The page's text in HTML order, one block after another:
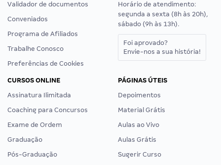
Validador de documentos
Conveniados
Programa de Afiliados
Trabalhe Conosco
Preferências de Cookies
Horário de atendimento:
segunda a sexta (8h às 20h),
sábado (9h às 13h).
Foi aprovado?
Envie-nos a sua história!
CURSOS ONLINE
Assinatura Ilimitada
Coaching para Concursos
Exame de Ordem
Graduação
Pós-Graduação
PÁGINAS ÚTEIS
Depoimentos
Material Grátis
Aulas ao Vivo
Aulas Grátis
Sugerir Curso